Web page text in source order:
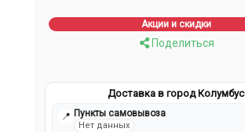
Акции и скидки
Поделиться
Доставка в город Колумбус
📍 Пункты самовывоза
Нет данных